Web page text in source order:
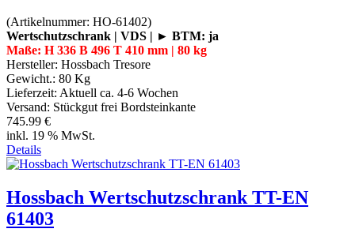
(Artikelnummer: HO-61402)
Wertschutzschrank | VDS | ► BTM: ja
Maße: H 336 B 496 T 410 mm | 80 kg
Hersteller: Hossbach Tresore
Gewicht.: 80 Kg
Lieferzeit: Aktuell ca. 4-6 Wochen
Versand: Stückgut frei Bordsteinkante
745.99 €
inkl. 19 % MwSt.
Details
Hossbach Wertschutzschrank TT-EN
61403